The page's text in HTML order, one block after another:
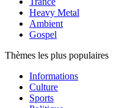
Heavy Metal
Ambient
Gospel
Thèmes les plus populaires
Informations
Culture
Sports